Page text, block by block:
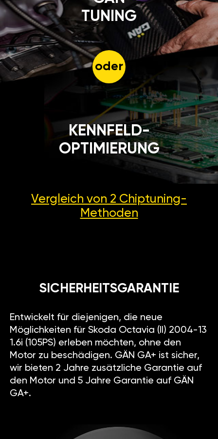
TUNING
oder
KENNFELD-
OPTIMIERUNG
Vergleich von 2 Chiptuning-
Methoden
SICHERHEITSGARANTIE
Entwickelt für diejenigen, die neue
Möglichkeiten für Skoda Octavia (II) 2004-13
1.6i (105PS) erleben möchten, ohne den
Motor zu beschädigen. GÄN GA+ ist sicher,
wir bieten 2 Jahre zusätzliche Garantie auf
den Motor und 5 Jahre Garantie auf GÄN
GA+.